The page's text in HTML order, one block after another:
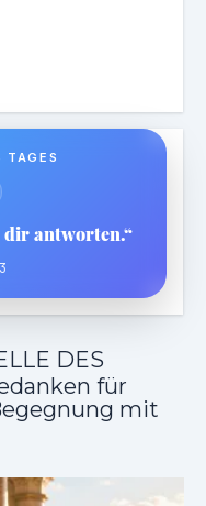
TAGES
dir antworten.“
DES
für
mit